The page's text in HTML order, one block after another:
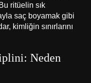
ritüelin sık
saç boyamak gibi
kimliğin sınırlarını
Neden